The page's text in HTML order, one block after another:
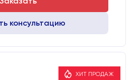
консультацию
ХИТ ПРОДАЖ